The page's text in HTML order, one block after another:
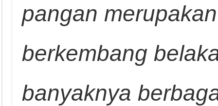
pangan
berkembang
banyaknya